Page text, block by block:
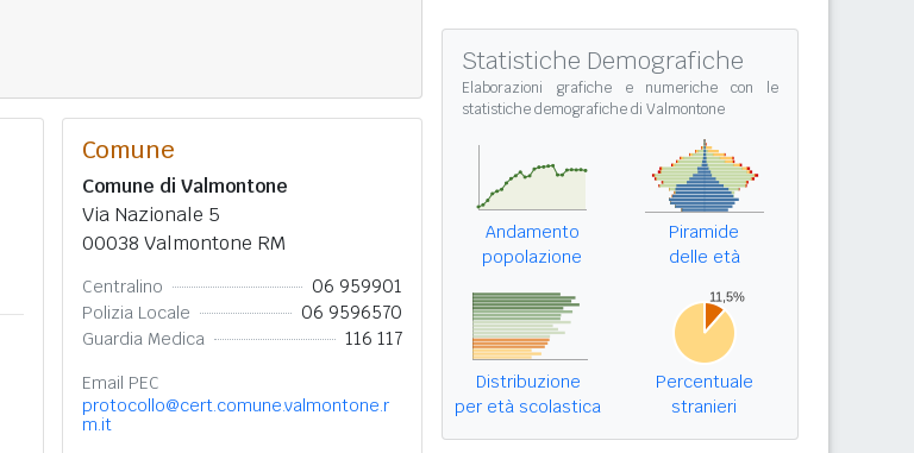
Comune
Comune di Valmontone
Via Nazionale 5
00038 Valmontone RM
Centralino 06 959901
Polizia Locale 06 9596570
Guardia Medica 116 117
Email PEC
protocollo@cert.comune.valmontone.r
m.it
Statistiche Demografiche
Elaborazioni grafiche e numeriche con le
statistiche demografiche di Valmontone
Andamento
popolazione
Piramide
delle età
Distribuzione
per età scolastica
Percentuale
stranieri